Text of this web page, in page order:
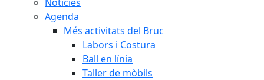
Agenda
Més activitats del Bruc
Labors i Costura
Ball en línia
Taller de mòbils